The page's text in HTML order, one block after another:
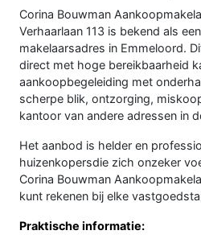
Corina Bouwman
Verhaarlaan 113 is bekend als
makelaarsadres in Emmeloord.
direct met hoge bereikbaarheid
aankoopbegeleiding met
scherpe blik, ontzorging,
kantoor van andere adressen in
Het aanbod is helder en
huizenkopersdie zich onzeker
Corina Bouwman
kunt rekenen bij elke
Praktische informatie: